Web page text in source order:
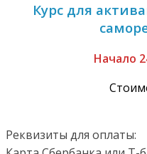
Курс для
Начало
Реквизиты для оплаты: